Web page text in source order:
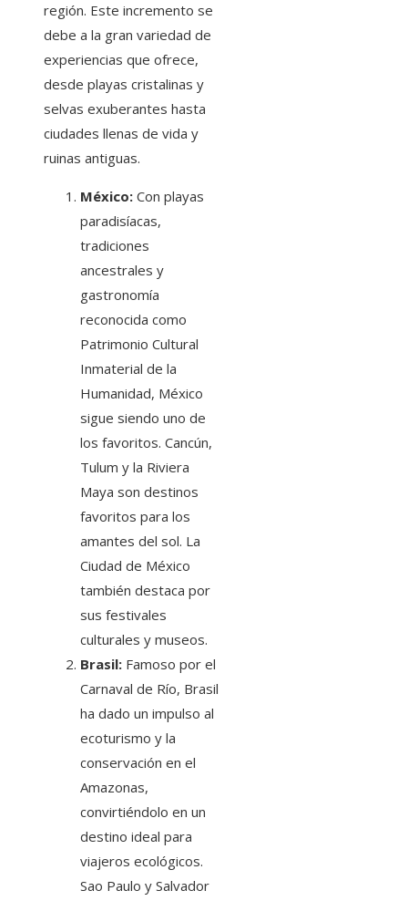
región. Este incremento se
debe a la gran variedad de
experiencias que ofrece,
desde playas cristalinas y
selvas exuberantes hasta
ciudades llenas de vida y
ruinas antiguas.
México: Con playas
paradisíacas,
tradiciones
ancestrales y
gastronomía
reconocida como
Patrimonio Cultural
Inmaterial de la
Humanidad, México
sigue siendo uno de
los favoritos. Cancún,
Tulum y la Riviera
Maya son destinos
favoritos para los
amantes del sol. La
Ciudad de México
también destaca por
sus festivales
culturales y museos.
Brasil: Famoso por el
Carnaval de Río, Brasil
ha dado un impulso al
ecoturismo y la
conservación en el
Amazonas,
convirtiéndolo en un
destino ideal para
viajeros ecológicos.
Sao Paulo y Salvador